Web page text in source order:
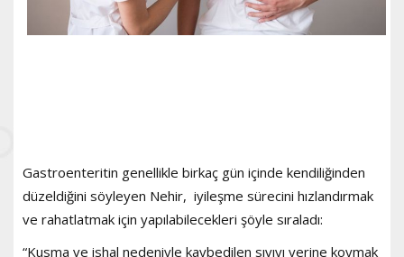
Gastroenteritin genellikle birkaç gün içinde kendiliğinden
düzeldiğini söyleyen Nehir, iyileşme sürecini hızlandırmak
ve rahatlatmak için yapılabilecekleri şöyle sıraladı:
“Kusma ve ishal nedeniyle kaybedilen sıvıyı yerine koymak